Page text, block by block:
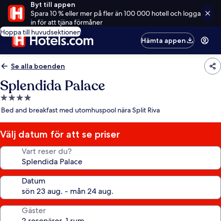
Byt till appen
Spara 10 % eller mer på fler än 100 000 hotell och logga
in för att tjäna förmåner
Hoppa till huvudsektionen
Hämta appen
Se alla boenden
Splendida Palace
4.0-
stjärnigt
Bed and breakfast med utomhuspool nära Split Riva
Välj datum för att se priser
Vart reser du?
Datum
Gäster